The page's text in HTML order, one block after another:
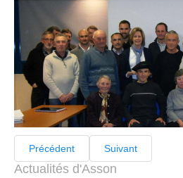
Précédent Suivant
Actualités d'Asson